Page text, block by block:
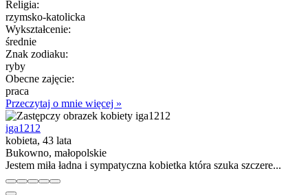
Religia:
rzymsko-katolicka
Wykształcenie:
średnie
Znak zodiaku:
ryby
Obecne zajęcie:
praca
Przeczytaj o mnie więcej »
iga1212
kobieta, 43 lata
Bukowno, małopolskie
Jestem miła ładna i sympatyczna kobietka która szuka szczere...